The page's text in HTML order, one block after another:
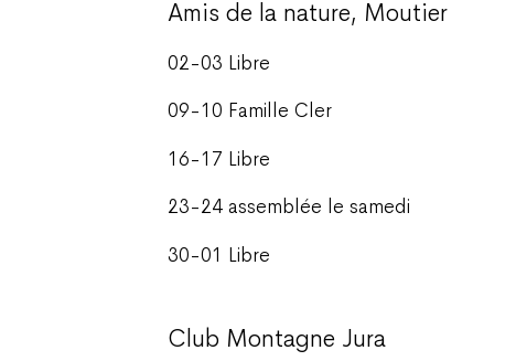
Amis de la nature, Moutier
02-03 Libre
09-10 Famille Cler
16-17 Libre
23-24 assemblée le samedi
30-01 Libre
Club Montagne Jura